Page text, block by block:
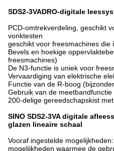
SDS2-3VADRO-digitale
PCD-omtrekverdeling, geschikt
vonktesten
geschikt voor freesmachines die
Bevels en hoekige
freesmachines)
De N3-functie is uniek voor
Vervaardiging van elektrische
Functie van de R-boog
Gebruik van de
200-delige gereedschapskist
SINO SDS2-3VA digitale
glazen lineaire schaal
Vooraf ingestelde
mogelijkheden waarmee de